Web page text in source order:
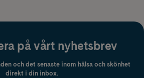
på vårt nyhetsbrev
och det senaste inom hälsa och skönhet
direkt i din inbox.